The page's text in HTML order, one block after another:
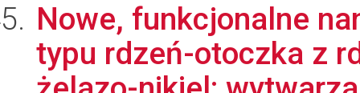
Nowe, funkcjonalne
typu rdzeń-otoczka z